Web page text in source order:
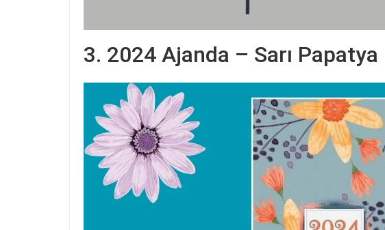
3. 2024 Ajanda – Sarı Papatya